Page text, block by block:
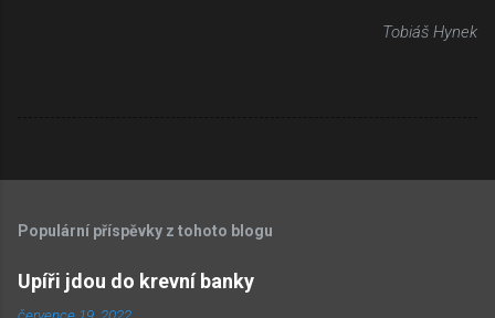
Tobiáš Hynek
Populární příspěvky z tohoto blogu
Upíři jdou do krevní banky
července 19, 2022